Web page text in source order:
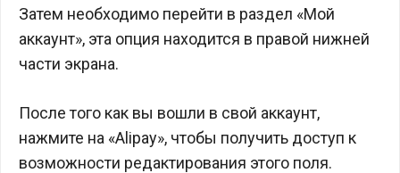
Затем необходимо перейти в раздел «Мой
аккаунт», эта опция находится в правой нижней
части экрана.
После того как вы вошли в свой аккаунт,
нажмите на «Alipay», чтобы получить доступ к
возможности редактирования этого поля.